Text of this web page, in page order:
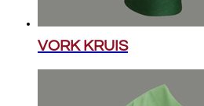
VORK KRUIS